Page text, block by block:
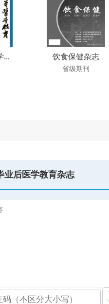
... 饮食保健杂志
省级期刊
业后医学教育杂志